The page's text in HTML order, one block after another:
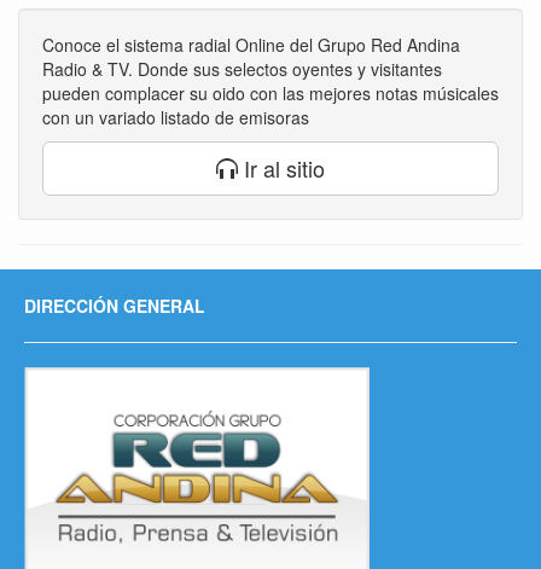
Conoce el sistema radial Online del Grupo Red Andina
Radio & TV. Donde sus selectos oyentes y visitantes
pueden complacer su oido con las mejores notas músicales
con un variado listado de emisoras
Ir al sitio
DIRECCIÓN GENERAL